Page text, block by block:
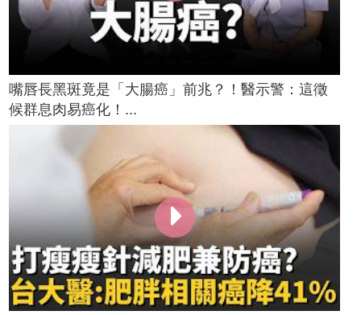
嘴唇長黑斑竟是「大腸癌」前兆？！醫示警：這徵
候群息肉易癌化！...